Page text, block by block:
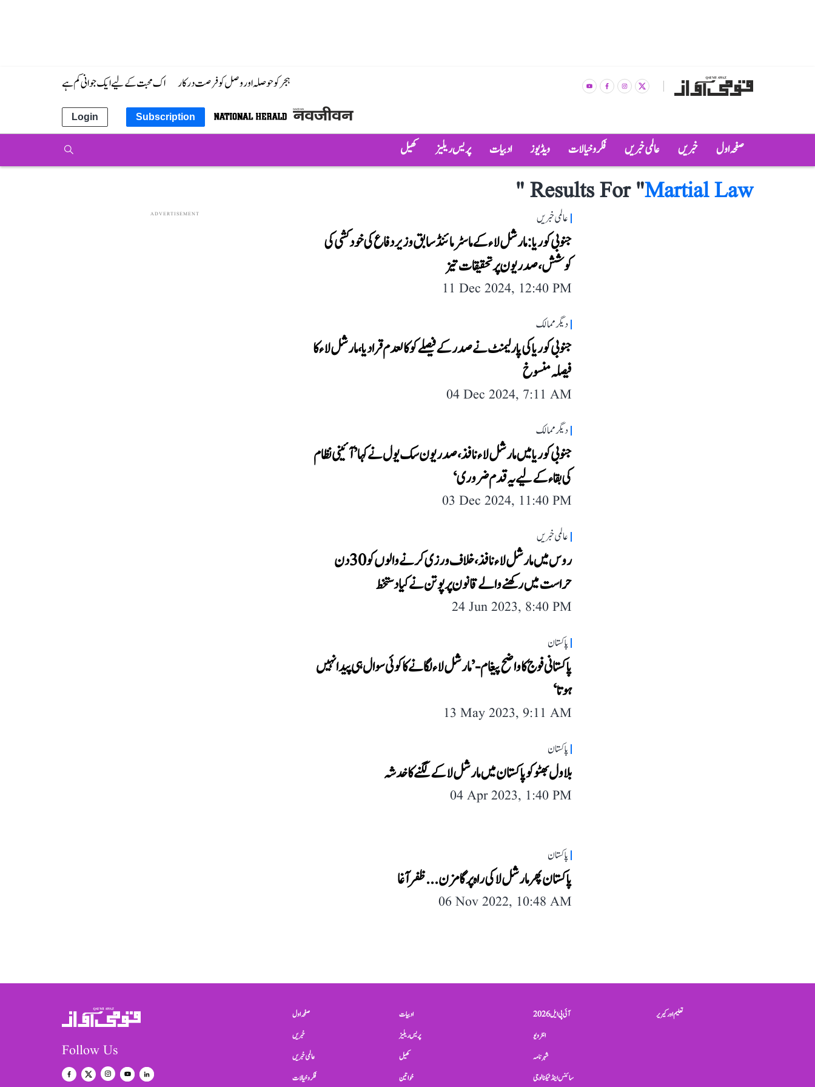
ہجر کو حوصلہ اور وصل کو فرصت درکار اک محبت کے لیے ایک جوانی کم ہے
Subscription
Login
صفحہ اول خبریں عالمی خبریں فکر و خیالات ویڈیوز ادبیات پریس ریلیز کھیل
Results For "Martial Law
"
عالمی خبریں
جنوبی کوریا: مارشل لاء کے ماسٹر مائنڈ سابق وزیر دفاع کی خودکشی کی
کوشش، صدر یون پر تحقیقات تیز
11 Dec 2024, 12:40 PM
دیگر ممالک
جنوبی کوریا کی پارلیمنٹ نے صدر کے فیصلے کو کالعدم قرادیا، مارشل لاء کا
فیصلہ منسوخ
04 Dec 2024, 7:11 AM
دیگر ممالک
جنوبی کوریا میں مارشل لاء نافذ، صدر یون سک یول نے کہا ’آئینی نظام
کی بقاء کے لیے یہ قدم ضروری‘
03 Dec 2024, 11:40 PM
عالمی خبریں
روس میں مارشل لاء نافذ، خلاف ورزی کرنے والوں کو 30 دن
حراست میں رکھنے والے قانون پر پوتن نے کیا دستخط
24 Jun 2023, 8:40 PM
پاکستان
پاکستانی فوج کا واضح پیغام- ’مارشل لاء لگانے کا کوئی سوال ہی پیدا نہیں
ہوتا‘
13 May 2023, 9:11 AM
پاکستان
بلاول بھٹو کو پاکستان میں مارشل لا کے لگنے کا خدشہ
04 Apr 2023, 1:40 PM
پاکستان
پاکستان پھر مارشل لا کی راہ پرگامزن...ظفر آغا
06 Nov 2022, 10:48 AM
ADVERTISEMENT
Follow Us
صفحہ اول
خبریں
عالمی خبریں
فکر و خیالات
ادبیات
پریس ریلیز
کھیل
خواتین
آئی پی ایل 2026
انٹرویو
شہرنامہ
سائنس اینڈ ٹیکنالوجی
تعلیم اور کیریر